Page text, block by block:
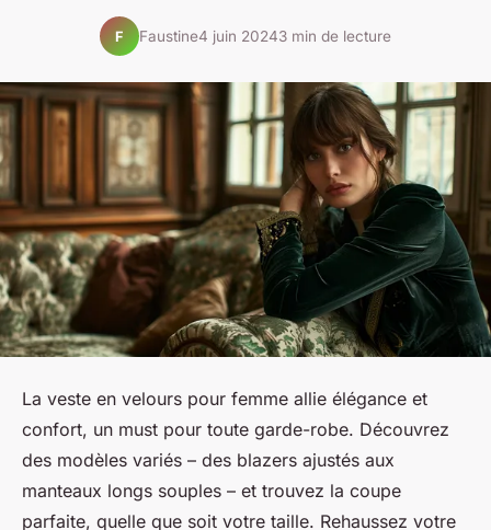
F Faustine4 juin 20243 min de lecture
La veste en velours pour femme allie élégance et
confort, un must pour toute garde-robe. Découvrez
des modèles variés – des blazers ajustés aux
manteaux longs souples – et trouvez la coupe
parfaite, quelle que soit votre taille. Rehaussez votre